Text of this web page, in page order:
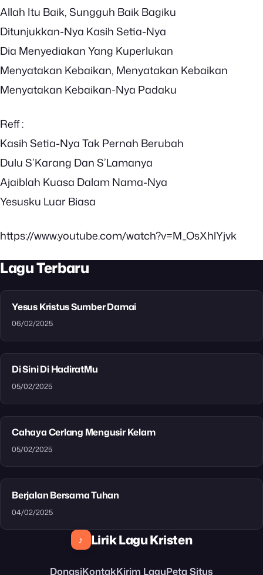
Allah Itu Baik, Sungguh Baik Bagiku
Ditunjukkan-Nya Kasih Setia-Nya
Dia Menyediakan Yang Kuperlukan
Menyatakan Kebaikan, Menyatakan Kebaikan
Menyatakan Kebaikan-Nya Padaku
Reff :
Kasih Setia-Nya Tak Pernah Berubah
Dulu S’Karang Dan S’Lamanya
Ajaiblah Kuasa Dalam Nama-Nya
Yesusku Luar Biasa
https://www.youtube.com/watch?v=M_OsXhlYjvk
Lagu Terbaru
Yesus Kristus Sumber Damai
06/02/2025
Di Sini Di HadiratMu
05/02/2025
Cahaya Cerlang Mengusir Kelam
05/02/2025
Berjalan Bersama Tuhan
04/02/2025
♪ Lirik Lagu Kristen
DonasiKontakKirim LaguPeta Situs